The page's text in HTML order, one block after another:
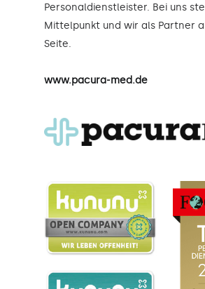
Personaldienstleister. Bei uns
Mittelpunkt und wir als Partner
Seite.
www.pacura-med.de